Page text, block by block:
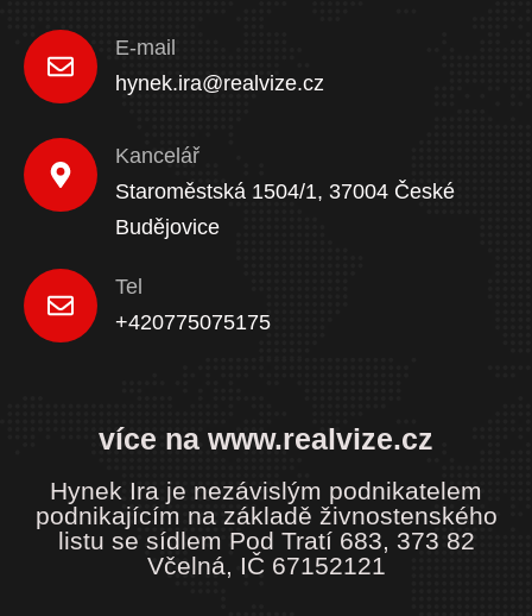
E-mail
hynek.ira@realvize.cz
Kancelář
Staroměstská 1504/1, 37004 České
Budějovice
Tel
+420775075175
více na www.realvize.cz
Hynek Ira je nezávislým podnikatelem
podnikajícím na základě živnostenského
listu se sídlem Pod Tratí 683, 373 82
Včelná, IČ 67152121